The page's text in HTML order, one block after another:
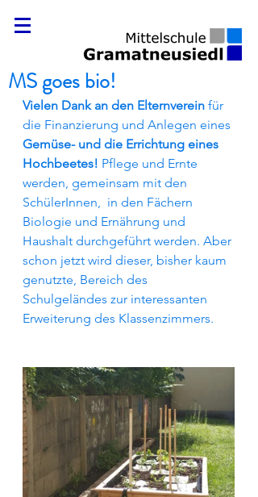
MS goes bio!
Vielen Dank an den Elternverein für
die Finanzierung und Anlegen eines
Gemüse- und die Errichtung eines
Hochbeetes! Pflege und Ernte
werden, gemeinsam mit den
SchülerInnen,  in den Fächern
Biologie und Ernährung und
Haushalt durchgeführt werden. Aber
schon jetzt wird dieser, bisher kaum
genutzte, Bereich des
Schulgeländes zur interessanten
Erweiterung des Klassenzimmers.